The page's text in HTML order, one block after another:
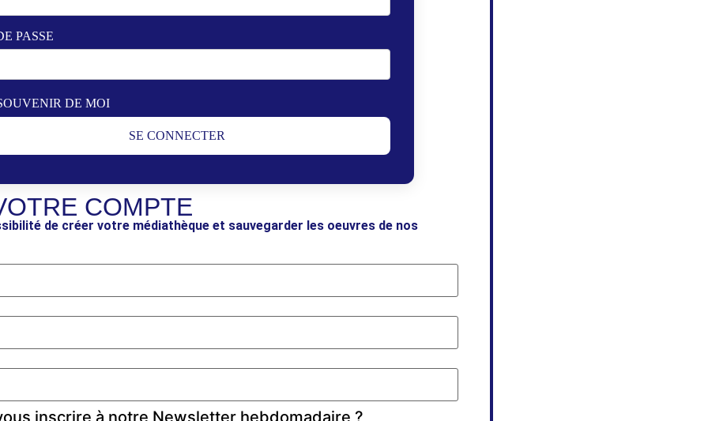
PASSE
DE MOI
SE CONNECTER
COMPTE
de créer votre médiathèque et sauvegarder les oeuvres de nos